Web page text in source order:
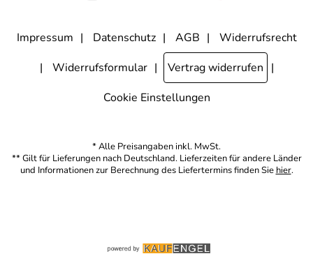
Impressum Datenschutz AGB
Widerrufsrecht
Widerrufsformular
Vertrag widerrufen
Cookie Einstellungen
* Alle Preisangaben inkl. MwSt.
** Gilt für Lieferungen nach Deutschland. Lieferzeiten für andere Länder
und Informationen zur Berechnung des Liefertermins finden Sie hier.